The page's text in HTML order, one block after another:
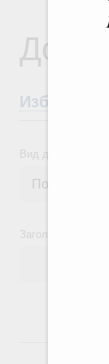
Вид документа
Заголовок или